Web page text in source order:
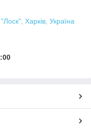
Харків, Україна